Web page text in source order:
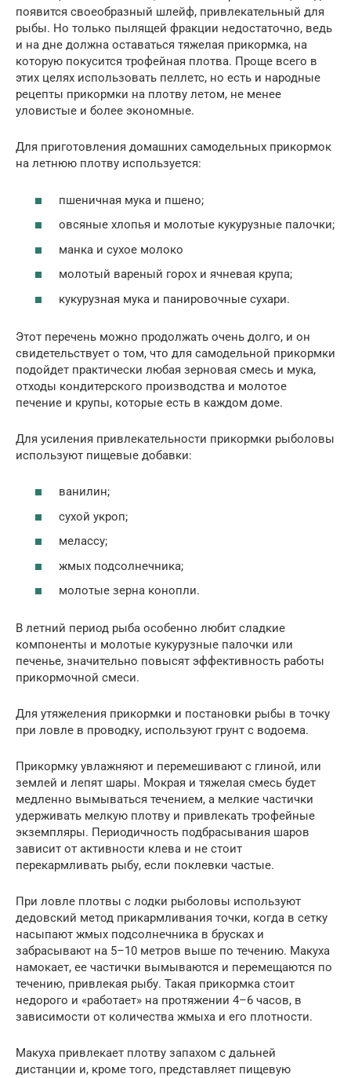
появится своеобразный шлейф, привлекательный для
рыбы. Но только пылящей фракции недостаточно, ведь
и на дне должна оставаться тяжелая прикормка, на
которую покусится трофейная плотва. Проще всего в
этих целях использовать пеллетс, но есть и народные
рецепты прикормки на плотву летом, не менее
уловистые и более экономные.
Для приготовления домашних самодельных прикормок
на летнюю плотву используется:
пшеничная мука и пшено;
овсяные хлопья и молотые кукурузные палочки;
манка и сухое молоко
молотый вареный горох и ячневая крупа;
кукурузная мука и панировочные сухари.
Этот перечень можно продолжать очень долго, и он
свидетельствует о том, что для самодельной прикормки
подойдет практически любая зерновая смесь и мука,
отходы кондитерского производства и молотое
печение и крупы, которые есть в каждом доме.
Для усиления привлекательности прикормки рыболовы
используют пищевые добавки:
ванилин;
сухой укроп;
мелассу;
жмых подсолнечника;
молотые зерна конопли.
В летний период рыба особенно любит сладкие
компоненты и молотые кукурузные палочки или
печенье, значительно повысят эффективность работы
прикормочной смеси.
Для утяжеления прикормки и постановки рыбы в точку
при ловле в проводку, используют грунт с водоема.
Прикормку увлажняют и перемешивают с глиной, или
землей и лепят шары. Мокрая и тяжелая смесь будет
медленно вымываться течением, а мелкие частички
удерживать мелкую плотву и привлекать трофейные
экземпляры. Периодичность подбрасывания шаров
зависит от активности клева и не стоит
перекармливать рыбу, если поклевки частые.
При ловле плотвы с лодки рыболовы используют
дедовский метод прикармливания точки, когда в сетку
насыпают жмых подсолнечника в брусках и
забрасывают на 5–10 метров выше по течению. Макуха
намокает, ее частички вымываются и перемещаются по
течению, привлекая рыбу. Такая прикормка стоит
недорого и «работает» на протяжении 4–6 часов, в
зависимости от количества жмыха и его плотности.
Макуха привлекает плотву запахом с дальней
дистанции и, кроме того, представляет пищевую